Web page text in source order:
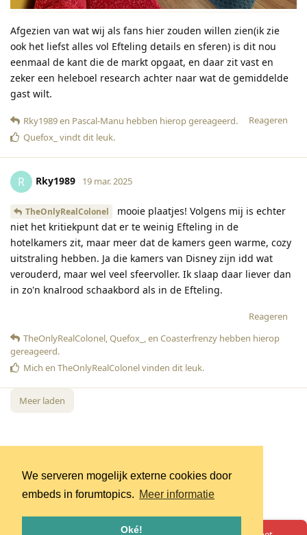
We serveren mogelijk externe cookies door
embeds in forumtopics. Meer informatie
Oké!
Afgezien van wat wij als fans hier zouden willen zien(ik zie
ook het liefst alles vol Efteling details en sferen) is dit nou
eenmaal de kant die de markt opgaat, en daar zit vast en
zeker een heleboel research achter naar wat de gemiddelde
gast wilt.
Reageren
Rky1989en Pascal-Manu hebben hierop gereageerd.
Quefox_ vindt dit leuk.
R Rky1989 19 mar. 2025
TheOnlyRealColonel
mooie plaatjes! Volgens mij is echter
niet het kritiekpunt dat er te weinig Efteling in de
hotelkamers zit, maar meer dat de kamers geen warme, cozy
uitstraling hebben. Ja die kamers van Disney zijn idd wat
verouderd, maar wel veel sfeervoller. Ik slaap daar liever dan
in zo'n knalrood schaakbord als in de Efteling.
Reageren
TheOnlyRealColonel,Quefox_ , en Coasterfrenzy hebben hierop
gereageerd.
Mich en TheOnlyRealColonelvinden dit leuk.
Meer laden